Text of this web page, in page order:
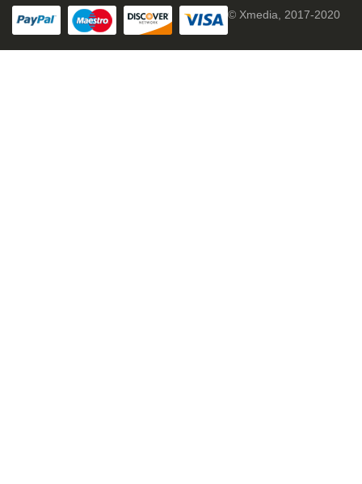
© Xmedia, 2017-2020